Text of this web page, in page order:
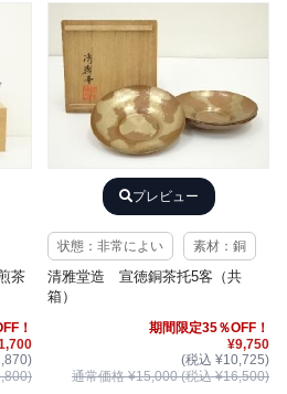
茶
！
プレビュー
状態：非常によい 素材：銅
清雅堂造 宣徳銅茶托5客（共
箱）
期間限定35％OFF！
¥9,750
(税込 ¥10,725)
通常価格 ¥15,000 (税込 ¥16,500)